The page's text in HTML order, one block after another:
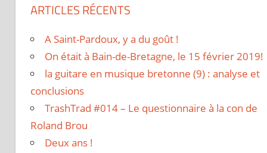
ARTICLES RÉCENTS
A Saint-Pardoux, y a du goût !
On était à Bain-de-Bretagne, le 15 février 2019!
la guitare en musique bretonne (9) : analyse et
conclusions
TrashTrad #014 – Le questionnaire à la con de
Roland Brou
Deux ans !